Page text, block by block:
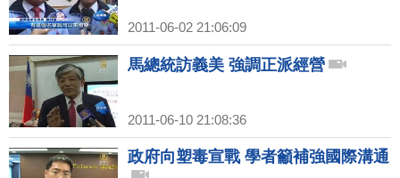
2011-06-02 21:06:09
馬總統訪義美 強調正派經營
2011-06-10 21:08:36
政府向塑毒宣戰 學者籲補強國際溝通